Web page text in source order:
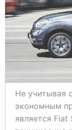
Не учитывая
экономным
является